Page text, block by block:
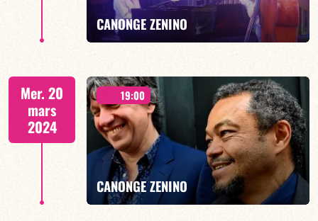
EN SAVOIR PLUS
CANONGE ZENINO
Duo Jazz - 19h00
EN SAVOIR PLUS
Mer. 20
mars
2024
19:00
CANONGE ZENINO